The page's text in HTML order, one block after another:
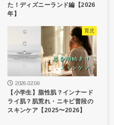
た！ディズニーランド編【2026
年】
育児
2026.02.08
【小学生】脂性肌？インナード
ライ肌？肌荒れ・ニキビ普段の
スキンケア【2025〜2026】